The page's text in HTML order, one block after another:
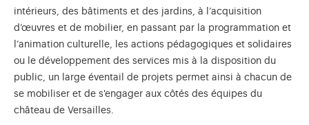
intérieurs, des bâtiments et des jardins, à l’acquisition
d’œuvres et de mobilier, en passant par la programmation et
l’animation culturelle, les actions pédagogiques et solidaires
ou le développement des services mis à la disposition du
public, un large éventail de projets permet ainsi à chacun de
se mobiliser et de s'engager aux côtés des équipes du
château de Versailles.